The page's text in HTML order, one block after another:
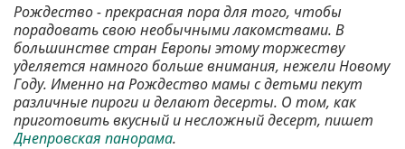
Рождество - прекрасная пора для того, чтобы
порадовать свою необычными лакомствами. В
большинстве стран Европы этому торжеству
уделяется намного больше внимания, нежели Новому
Году. Именно на Рождество мамы с детьми пекут
различные пироги и делают десерты. О том, как
приготовить вкусный и несложный десерт, пишет
Днепровская панорама.